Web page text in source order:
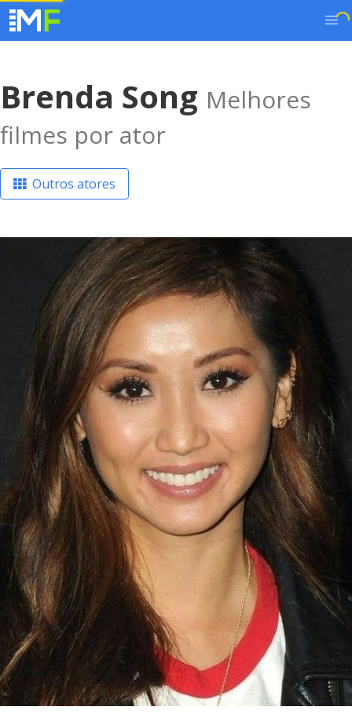
Brenda Song Melhores
filmes por ator
Outros atores